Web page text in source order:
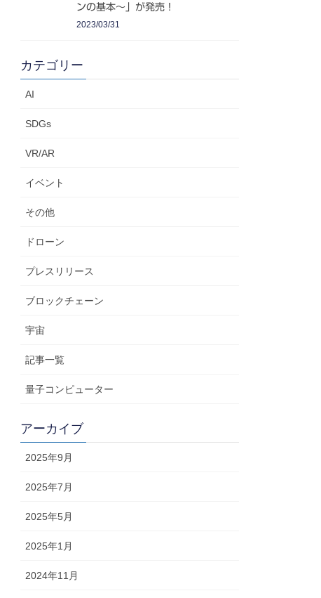
ンの基本〜」が発売！
2023/03/31
カテゴリー
AI
SDGs
VR/AR
イベント
その他
ドローン
プレスリリース
ブロックチェーン
宇宙
記事一覧
量子コンピューター
アーカイブ
2025年9月
2025年7月
2025年5月
2025年1月
2024年11月